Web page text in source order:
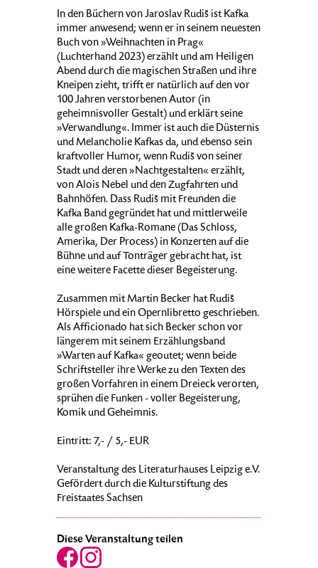
In den Büchern von Jaroslav Rudiš ist Kafka
immer anwesend; wenn er in seinem neuesten
Buch von »Weihnachten in Prag«
(Luchterhand 2023) erzählt und am Heiligen
Abend durch die magischen Straßen und ihre
Kneipen zieht, trifft er natürlich auf den vor
100 Jahren verstorbenen Autor (in
geheimnisvoller Gestalt) und erklärt seine
»Verwandlung«. Immer ist auch die Düsternis
und Melancholie Kafkas da, und ebenso sein
kraftvoller Humor, wenn Rudiš von seiner
Stadt und deren »Nachtgestalten« erzählt,
von Alois Nebel und den Zugfahrten und
Bahnhöfen. Dass Rudiš mit Freunden die
Kafka Band gegründet hat und mittlerweile
alle großen Kafka-Romane (Das Schloss,
Amerika, Der Process) in Konzerten auf die
Bühne und auf Tonträger gebracht hat, ist
eine weitere Facette dieser Begeisterung.
Zusammen mit Martin Becker hat Rudiš
Hörspiele und ein Opernlibretto geschrieben.
Als Afficionado hat sich Becker schon vor
längerem mit seinem Erzählungsband
»Warten auf Kafka« geoutet; wenn beide
Schriftsteller ihre Werke zu den Texten des
großen Vorfahren in einem Dreieck verorten,
sprühen die Funken - voller Begeisterung,
Komik und Geheimnis.
Eintritt: 7,- / 5,- EUR
Veranstaltung des Literaturhauses Leipzig e.V.
Gefördert durch die Kulturstiftung des
Freistaates Sachsen
Diese Veranstaltung teilen